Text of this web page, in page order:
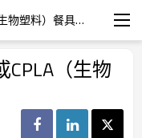
木制餐具的成本与塑料或CPLA（生物塑料）餐具相比如何？
（生物